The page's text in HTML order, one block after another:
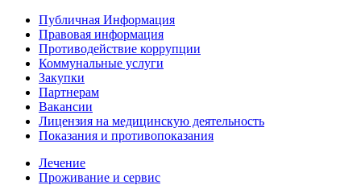
Публичная Информация
Правовая информация
Противодействие коррупции
Коммунальные услуги
Закупки
Партнерам
Вакансии
Лицензия на медицинскую деятельность
Показания и противопоказания
Лечение
Проживание и сервис